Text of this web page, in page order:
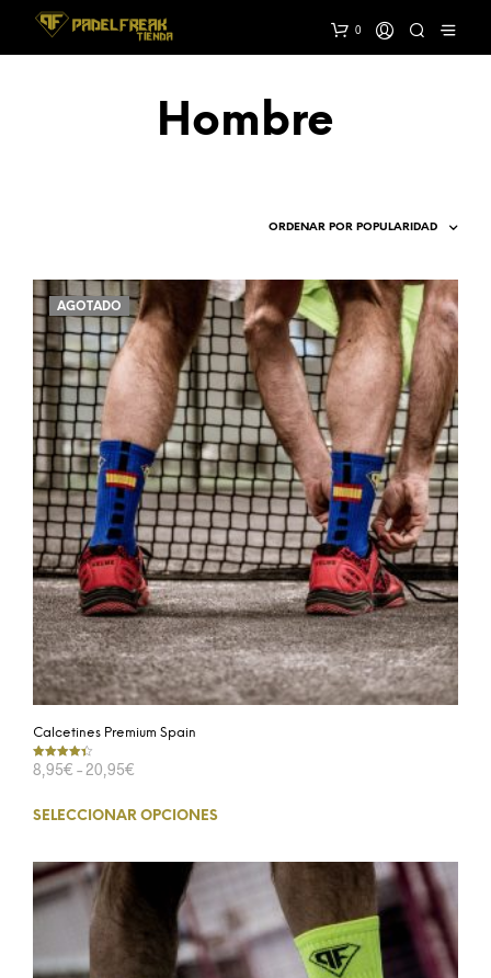
0
Hombre
AGOTADO
Calcetines Premium Spain
Valorado en
4.33 de 5
8,95€ – 20,95€
SELECCIONAR OPCIONES